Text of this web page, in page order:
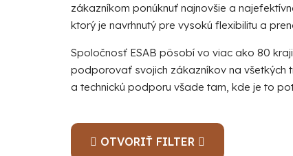
zákazníkom ponúknuť najnovšie a
ktorý je navrhnutý pre vysokú flexibilitu a
Spoločnosť ESAB pôsobí vo viac ako 80
podporovať svojich zákazníkov na všetkých
a technickú podporu všade tam, kde je to
OTVORIŤ FILTER